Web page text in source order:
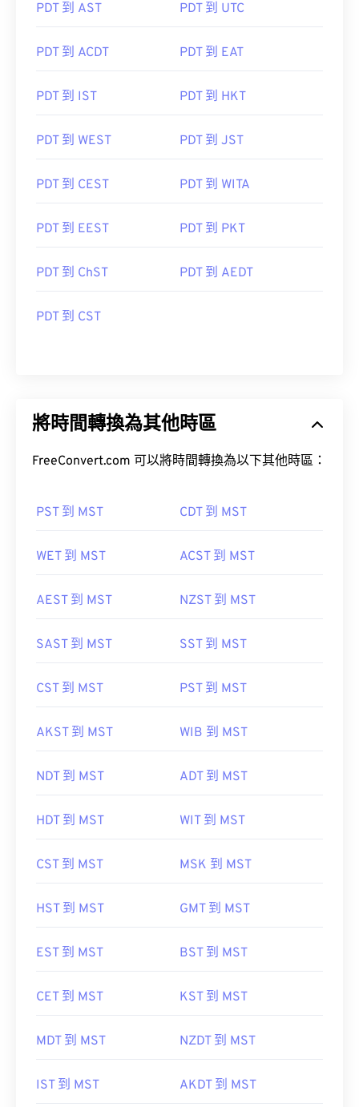
PDT 到 AST PDT 到 UTC
PDT 到 ACDT PDT 到 EAT
PDT 到 IST PDT 到 HKT
PDT 到 WEST PDT 到 JST
PDT 到 CEST PDT 到 WITA
PDT 到 EEST PDT 到 PKT
PDT 到 ChST PDT 到 AEDT
PDT 到 CST
將時間轉換為其他時區
FreeConvert.com 可以將時間轉換為以下其他時區：
PST 到 MST CDT 到 MST
WET 到 MST ACST 到 MST
AEST 到 MST NZST 到 MST
SAST 到 MST SST 到 MST
CST 到 MST PST 到 MST
AKST 到 MST WIB 到 MST
NDT 到 MST ADT 到 MST
HDT 到 MST WIT 到 MST
CST 到 MST MSK 到 MST
HST 到 MST GMT 到 MST
EST 到 MST BST 到 MST
CET 到 MST KST 到 MST
MDT 到 MST NZDT 到 MST
IST 到 MST AKDT 到 MST